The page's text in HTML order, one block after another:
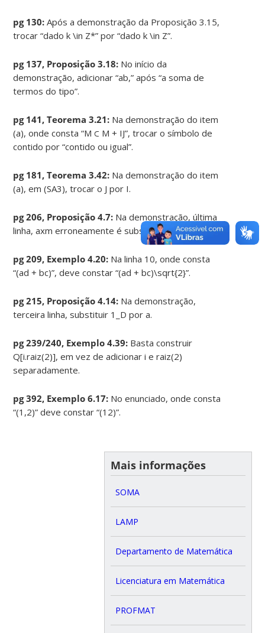
pg 130: Após a demonstração da Proposição 3.15,
trocar “dado k \in Z*” por “dado k \in Z”.
pg 137, Proposição 3.18: No início da
demonstração, adicionar “ab,” após “a soma de
termos do tipo”.
pg 141, Teorema 3.21: Na demonstração do item
(a), onde consta “M ⊂ M + IJ”, trocar o símbolo de
contido por “contido ou igual”.
pg 181, Teorema 3.42: Na demonstração do item
(a), em (SA3), trocar o J por I.
pg 206, Proposição 4.7: Na demonstração, última
linha, axm erroneamente é substituído por axn.
pg 209, Exemplo 4.20: Na linha 10, onde consta
“(ad + bc)”, deve constar “(ad + bc)\sqrt{2}”.
pg 215, Proposição 4.14: Na demonstração,
terceira linha, substituir 1_D por a.
pg 239/240, Exemplo 4.39: Basta construir
Q[i.raiz(2)], em vez de adicionar i e raiz(2)
separadamente.
pg 392, Exemplo 6.17: No enunciado, onde consta
“(1,2)” deve constar “(12)”.
Mais informações
SOMA
LAMP
Departamento de Matemática
Licenciatura em Matemática
PROFMAT